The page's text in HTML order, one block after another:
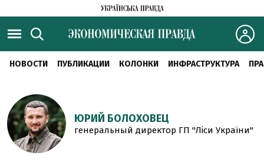
НОВОСТИ ПУБЛИКАЦИИ КОЛОНКИ ИНФРАСТРУКТУРА
ЮРИЙ БОЛОХОВЕЦ
генеральный директор ГП "Ліси України"